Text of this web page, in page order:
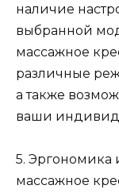
наличие
выбранной
массажное
различные
а также
ваши
5. Эргономика
массажное